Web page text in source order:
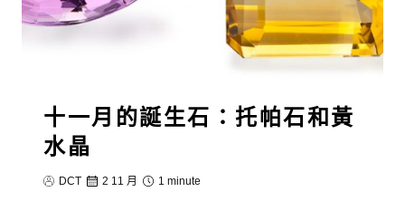
十一月的誕生石：托帕石和黃
水晶
DCT 2 11 月 1 minute